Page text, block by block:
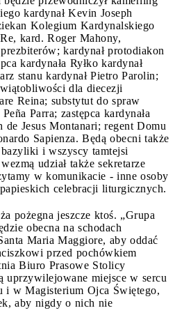
kardynał Kevin Joseph
Kolegium Kardynalskiego
kard. Roger Mahony,
kardynał protodiakon
kardynała Ryłko kardynał
stanu kardynał Pietro Parolin;
dla diecezji
Reina; substytut do spraw
Parra; zastępca kardynała
Jesus Montanari; regent Domu
Sapienza. Będą obecni także
i wszyscy tamtejsi
udział także sekretarze
w komunikacie - inne osoby
celebracji liturgicznych.
pożegna jeszcze ktoś. „Grupa
obecna na schodach
Maria Maggiore, aby oddać
przed pochówkiem
Biuro Prasowe Stolicy
uprzywilejowane miejsce w sercu
i w Magisterium Ojca Świętego,
aby nigdy o nich nie